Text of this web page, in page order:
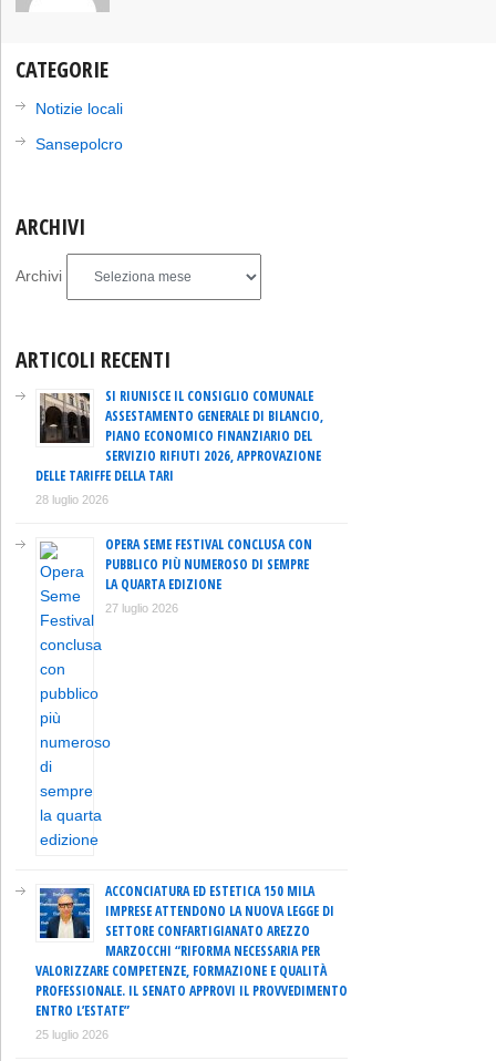
CATEGORIE
Notizie locali
Sansepolcro
ARCHIVI
Archivi
ARTICOLI RECENTI
SI RIUNISCE IL CONSIGLIO COMUNALE
ASSESTAMENTO GENERALE DI BILANCIO,
PIANO ECONOMICO FINANZIARIO DEL
SERVIZIO RIFIUTI 2026, APPROVAZIONE
DELLE TARIFFE DELLA TARI
28 luglio 2026
OPERA SEME FESTIVAL CONCLUSA CON
PUBBLICO PIÙ NUMEROSO DI SEMPRE
LA QUARTA EDIZIONE
27 luglio 2026
ACCONCIATURA ED ESTETICA 150 MILA
IMPRESE ATTENDONO LA NUOVA LEGGE DI
SETTORE CONFARTIGIANATO AREZZO
MARZOCCHI “RIFORMA NECESSARIA PER
VALORIZZARE COMPETENZE, FORMAZIONE E QUALITÀ
PROFESSIONALE. IL SENATO APPROVI IL PROVVEDIMENTO
ENTRO L’ESTATE”
25 luglio 2026